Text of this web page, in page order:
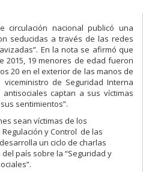
circulación nacional publicó una
seducidas a través de las redes
En la nota se afirmó que
2015, 19 menores de edad fueron
20 en el exterior de las manos de
de Seguridad Interna
captan a sus víctimas
sentimientos”.
sean víctimas de los
y Control de las
un ciclo de charlas
país sobre la “Seguridad y